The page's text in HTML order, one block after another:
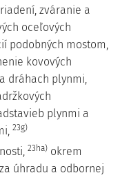
zváranie a
oceľových
podobných mostom,
kovových
dráhach plynmi,
plynmi a
23g)
23ha) okrem
úhradu a odbornej